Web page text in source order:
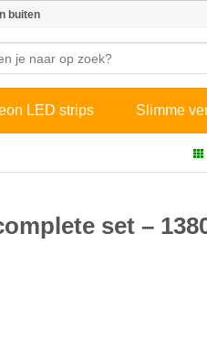
buiten
LED strips Slimme
set –